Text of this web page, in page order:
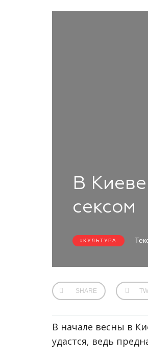
В
сексом
КУЛЬТУРА
SHARE
В начале весны в
удастся, ведь